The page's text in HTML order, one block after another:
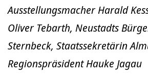
Ausstellungsmacher Harald
Oliver Tebarth, Neustadts
Sternbeck, Staatssekretärin
Regionspräsident Hauke Jagau